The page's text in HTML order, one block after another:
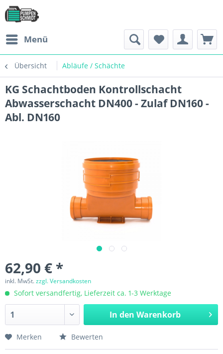
Menü
Übersicht Abläufe / Schächte
KG Schachtboden Kontrollschacht
Abwasserschacht DN400 - Zulaf DN160 -
Abl. DN160
62,90 € *
inkl. MwSt.zzgl. Versandkosten
Sofort versandfertig, Lieferzeit ca. 1-3 Werktage
In den Warenkorb
Merken Bewerten